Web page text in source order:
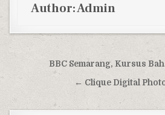
Author:Admin
Post navigation
BBC Semarang, Kursus
← Clique Digital